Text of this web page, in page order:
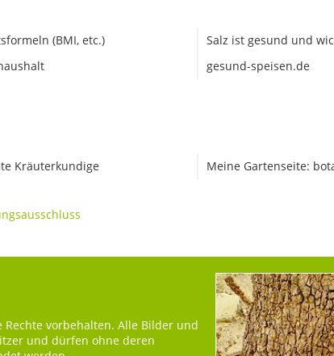
(BMI, etc.)
Salz ist gesund und
gesund-speisen.de
Kräuterkundige Meine Gartenseite:
vorbehalten. Alle Bilder und
und dürfen ohne deren